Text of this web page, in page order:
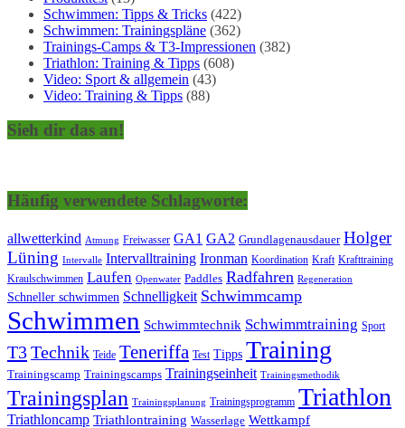
Schwimmen: Tipps & Tricks (422)
Schwimmen: Trainingspläne (362)
Trainings-Camps & T3-Impressionen (382)
Triathlon: Training & Tipps (608)
Video: Sport & allgemein (43)
Video: Training & Tipps (88)
Sieh dir das an!
Häufig verwendete Schlagworte:
allwetterkind Atmung Freiwasser GA1 GA2 Grundlagenausdauer Holger
Lüning Intervalle Intervalltraining Ironman Koordination Kraft Krafttraining
Kraulschwimmen Laufen Openwater Paddles Radfahren Regeneration
Schneller schwimmen Schnelligkeit Schwimmcamp
Schwimmen Schwimmtechnik Schwimmtraining Sport
T3Technik Teide Teneriffa Test Tipps Training
Trainingscamp Trainingscamps Trainingseinheit Trainingsmethodik
Trainingsplan Trainingsplanung Trainingsprogramm Triathlon
Triathloncamp Triathlontraining Wasserlage Wettkampf